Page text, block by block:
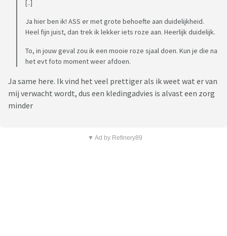
[..]
Ja hier ben ik! ASS er met grote behoefte aan duidelijkheid.
Heel fijn juist, dan trek ik lekker iets roze aan. Heerlijk duidelijk.
To, in jouw geval zou ik een mooie roze sjaal doen. Kun je die na
het evt foto moment weer afdoen.
Ja same here. Ik vind het veel prettiger als ik weet wat er van
mij verwacht wordt, dus een kledingadvies is alvast een zorg
minder
▼ Ad by Refinery89